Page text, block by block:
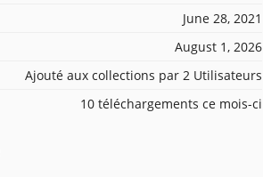
June 28, 2021
August 1, 2026
Ajouté aux collections par 2 Utilisateurs
10 téléchargements ce mois-ci